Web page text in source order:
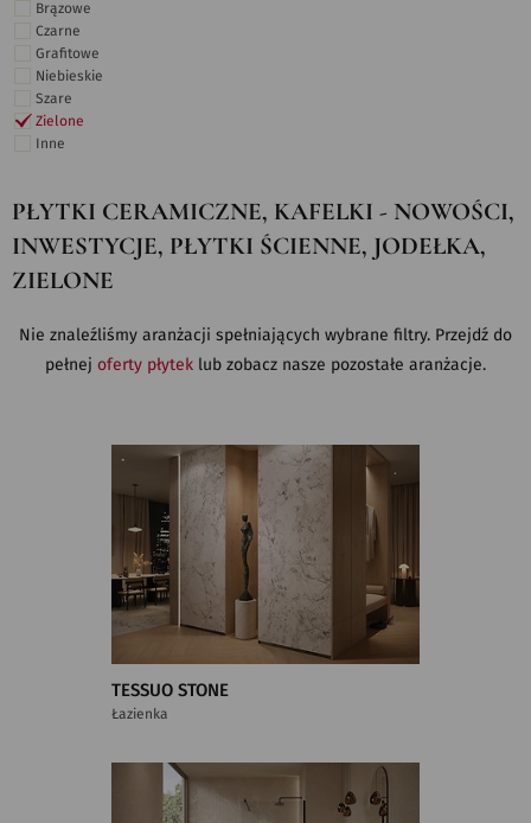
Brązowe
Czarne
Grafitowe
Niebieskie
Szare
Zielone
Inne
PŁYTKI CERAMICZNE, KAFELKI - NOWOŚCI,
INWESTYCJE, PŁYTKI ŚCIENNE, JODEŁKA,
ZIELONE
Nie znaleźliśmy aranżacji spełniających wybrane filtry. Przejdź do
pełnej oferty płytek lub zobacz nasze pozostałe aranżacje.
TESSUO STONE
Łazienka